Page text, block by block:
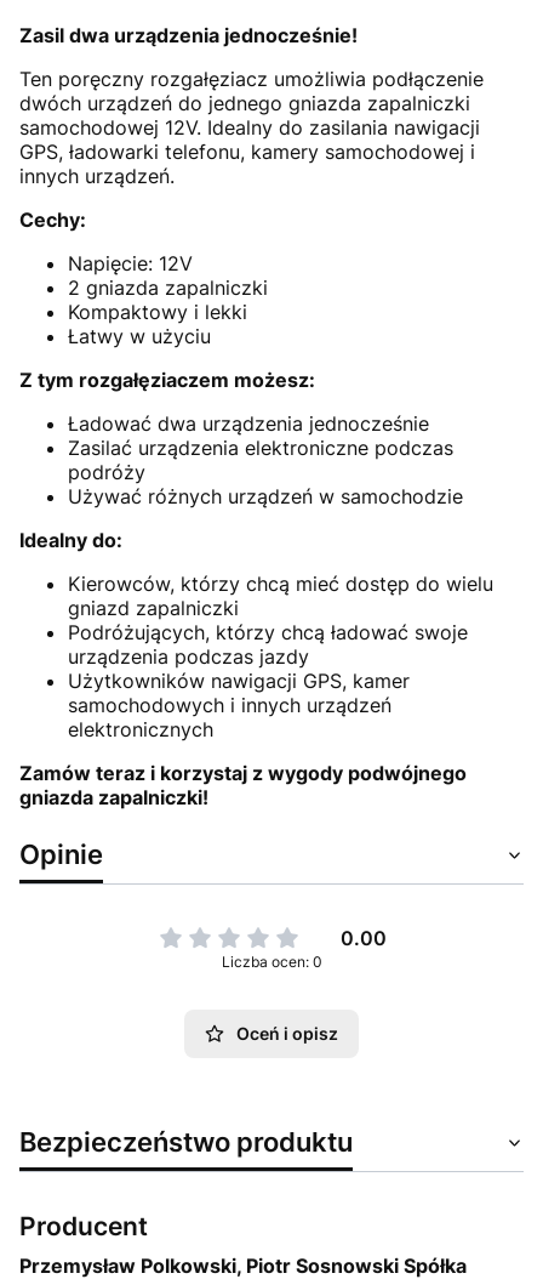
Zasil dwa urządzenia jednocześnie!
Ten poręczny rozgałęziacz umożliwia podłączenie
dwóch urządzeń do jednego gniazda zapalniczki
samochodowej 12V. Idealny do zasilania nawigacji
GPS, ładowarki telefonu, kamery samochodowej i
innych urządzeń.
Cechy:
Napięcie: 12V
2 gniazda zapalniczki
Kompaktowy i lekki
Łatwy w użyciu
Z tym rozgałęziaczem możesz:
Ładować dwa urządzenia jednocześnie
Zasilać urządzenia elektroniczne podczas
podróży
Używać różnych urządzeń w samochodzie
Idealny do:
Kierowców, którzy chcą mieć dostęp do wielu
gniazd zapalniczki
Podróżujących, którzy chcą ładować swoje
urządzenia podczas jazdy
Użytkowników nawigacji GPS, kamer
samochodowych i innych urządzeń
elektronicznych
Zamów teraz i korzystaj z wygody podwójnego
gniazda zapalniczki!
Opinie
0.00
Liczba ocen: 0
Oceń i opisz
Bezpieczeństwo produktu
Producent
Przemysław Polkowski, Piotr Sosnowski Spółka